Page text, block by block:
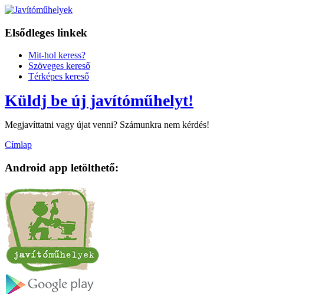
Elsődleges linkek
Mit-hol keress?
Szöveges kereső
Térképes kereső
Küldj be új javítóműhelyt!
Megjavíttatni vagy újat venni? Számunkra nem kérdés!
Címlap
Android app letölthető: